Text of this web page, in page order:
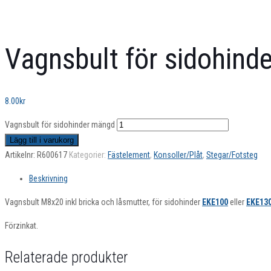
Vagnsbult för
8.00kr
Vagnsbult för sidohinder mängd
Lägg till i varukorg
Artikelnr: R600617 Kategorier: Fästelement, Konsoller/Plåt, Stegar/Fotsteg
Beskrivning
Vagnsbult M8x20 inkl bricka och låsmutter, för sidohinder EKE100eller
Förzinkat.
Relaterade produkter